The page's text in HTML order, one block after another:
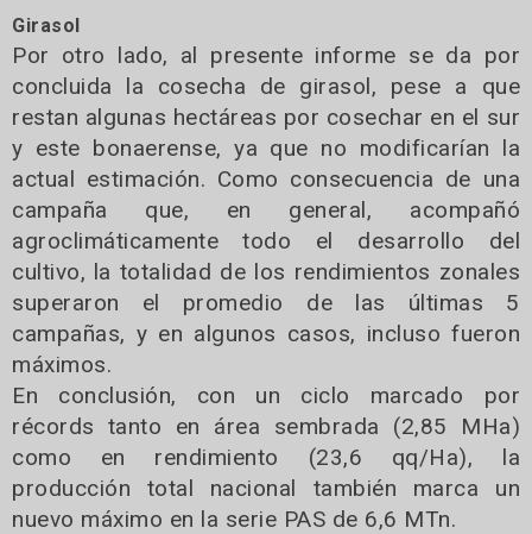
Girasol
Por otro lado, al presente informe se da por
concluida la cosecha de girasol, pese a que
restan algunas hectáreas por cosechar en el sur
y este bonaerense, ya que no modificarían la
actual estimación. Como consecuencia de una
campaña que, en general, acompañó
agroclimáticamente todo el desarrollo del
cultivo, la totalidad de los rendimientos zonales
superaron el promedio de las últimas 5
campañas, y en algunos casos, incluso fueron
máximos.
En conclusión, con un ciclo marcado por
récords tanto en área sembrada (2,85 MHa)
como en rendimiento (23,6 qq/Ha), la
producción total nacional también marca un
nuevo máximo en la serie PAS de 6,6 MTn.